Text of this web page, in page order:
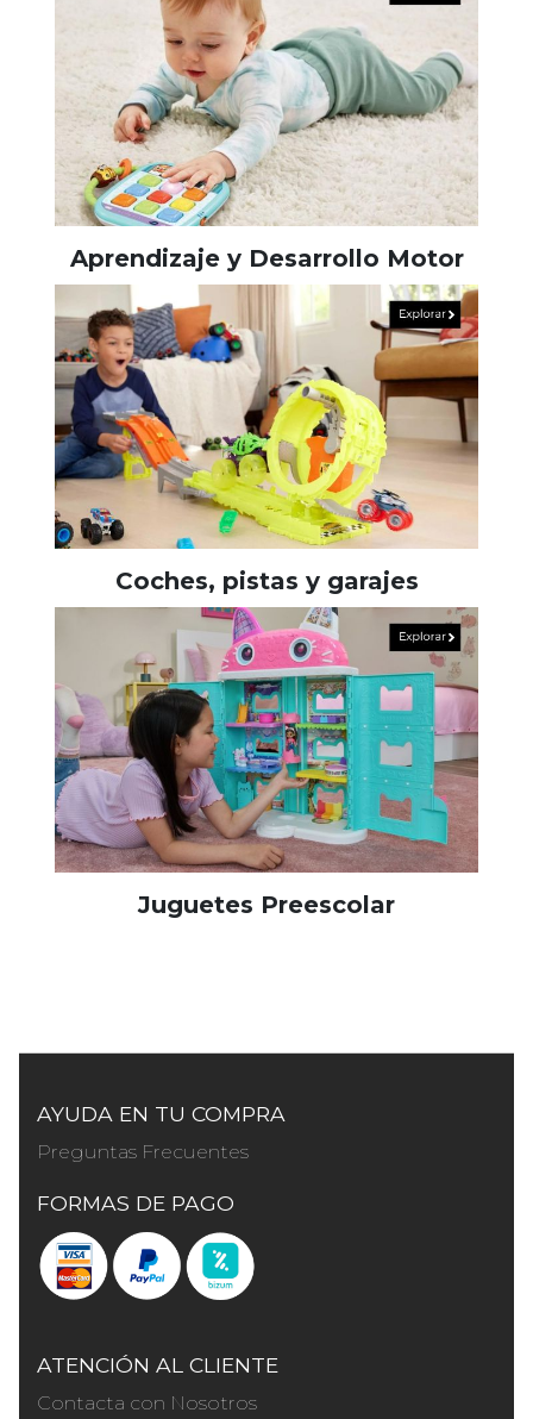
Aprendizaje y Desarrollo Motor
Coches, pistas y garajes
Juguetes Preescolar
AYUDA EN TU COMPRA
Preguntas Frecuentes
FORMAS DE PAGO
ATENCIÓN AL CLIENTE
Contacta con Nosotros